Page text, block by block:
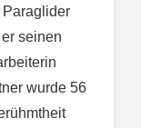
Paraglider
seinen
wurde 56